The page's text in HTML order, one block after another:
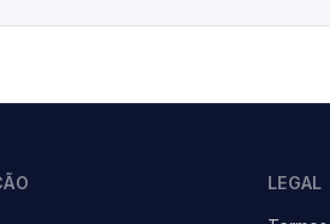
LEGAL